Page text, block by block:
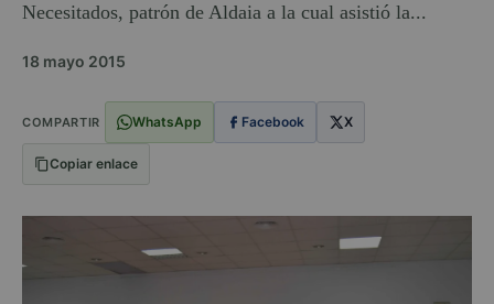
Necesitados, patrón de Aldaia a la cual asistió la...
18 mayo 2015
COMPARTIR WhatsApp Facebook X
Copiar enlace